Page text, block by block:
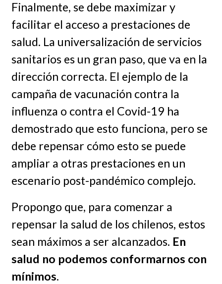
Finalmente, se debe maximizar y
facilitar el acceso a prestaciones de
salud. La universalización de servicios
sanitarios es un gran paso, que va en la
dirección correcta. El ejemplo de la
campaña de vacunación contra la
influenza o contra el Covid-19 ha
demostrado que esto funciona, pero se
debe repensar cómo esto se puede
ampliar a otras prestaciones en un
escenario post-pandémico complejo.
Propongo que, para comenzar a
repensar la salud de los chilenos, estos
sean máximos a ser alcanzados. En
salud no podemos conformarnos con
mínimos.